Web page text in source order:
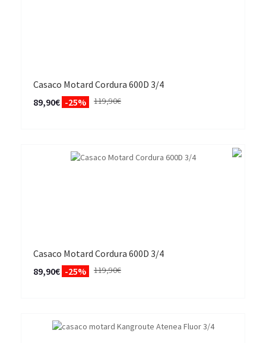
Casaco Motard Cordura 600D 3/4
89,90€ -25% 119,90€
Casaco Motard Cordura 600D 3/4
89,90€ -25% 119,90€